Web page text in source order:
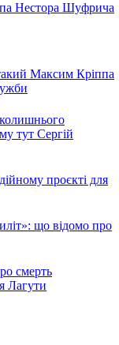
Нестора Шуфрича
Максим Кріппа
тут Сергій
проєкті для
що відомо про
смерть
Лагути